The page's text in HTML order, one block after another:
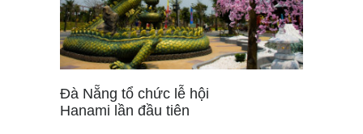
Đà Nẵng tổ chức lễ hội
Hanami lần đầu tiên